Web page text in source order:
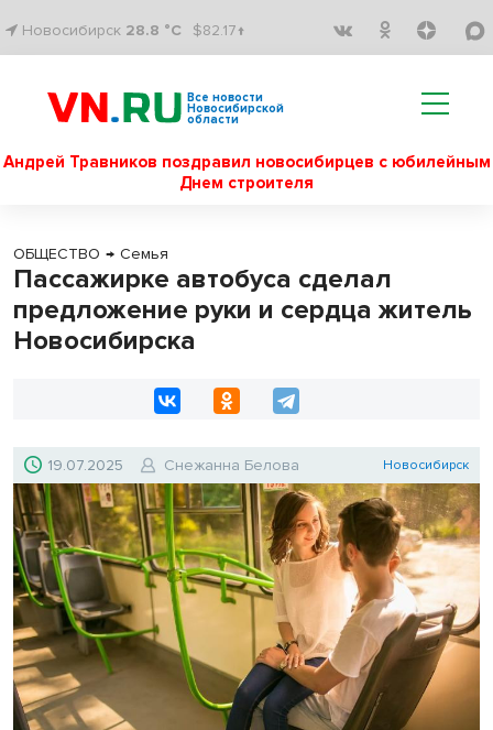
Новосибирск 28.8 °C $82.17↑
Все новости
Новосибирской
области
Андрей Травников поздравил новосибирцев с юбилейным
Днем строителя
ОБЩЕСТВО → Семья
Пассажирке автобуса сделал
предложение руки и сердца житель
Новосибирска
19.07.2025 Снежанна Белова Новосибирск